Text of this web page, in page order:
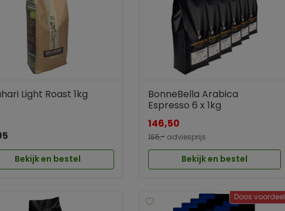
Light Roast 1kg
Bekijk en bestel
BonneBella Arabica
Espresso 6 x 1kg
146,50
165,-adviesprijs
Bekijk en bestel
Doos voordeel